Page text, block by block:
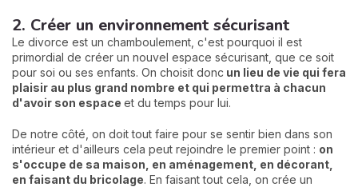
2. Créer un environnement sécurisant
Le divorce est un chamboulement, c'est pourquoi il est
primordial de créer un nouvel espace sécurisant, que ce soit
pour soi ou ses enfants. On choisit donc un lieu de vie qui fera
plaisir au plus grand nombre et qui permettra à chacun
d'avoir son espace et du temps pour lui.
De notre côté, on doit tout faire pour se sentir bien dans son
intérieur et d'ailleurs cela peut rejoindre le premier point : on
s'occupe de sa maison, en aménagement, en décorant,
en faisant du bricolage. En faisant tout cela, on crée un